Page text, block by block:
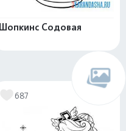
Шопкинс Содовая
687